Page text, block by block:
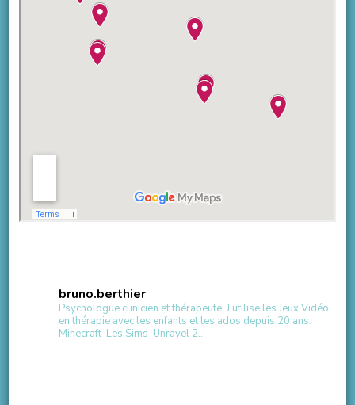
bruno.berthier
Psychologue clinicien et thérapeute.J'utilise les Jeux Vidéo
en thérapie avec les enfants et les ados depuis 20 ans.
Minecraft-Les Sims-Unravel 2...